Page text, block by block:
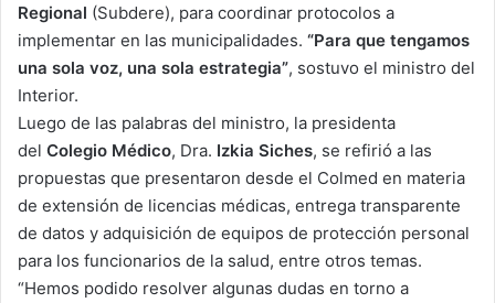
Regional (Subdere), para coordinar protocolos a
implementar en las municipalidades. “Para que tengamos
una sola voz, una sola estrategia”, sostuvo el ministro del
Interior.
Luego de las palabras del ministro, la presidenta
del Colegio Médico, Dra. Izkia Siches, se refirió a las
propuestas que presentaron desde el Colmed en materia
de extensión de licencias médicas, entrega transparente
de datos y adquisición de equipos de protección personal
para los funcionarios de la salud, entre otros temas.
“Hemos podido resolver algunas dudas en torno a